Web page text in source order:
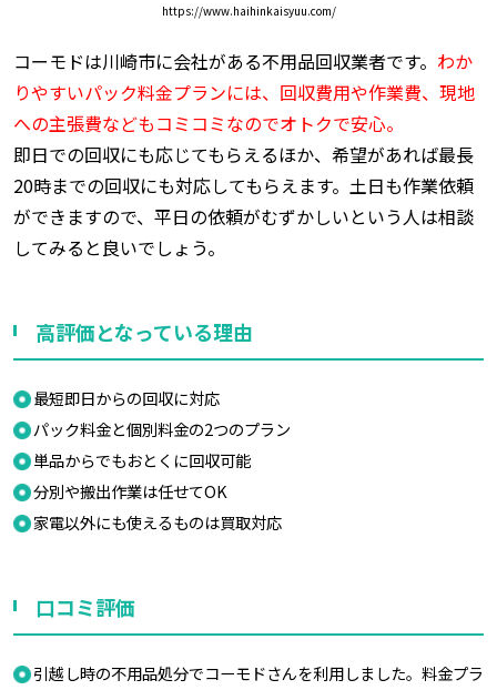
https://www.haihinkaisyuu.com/
コーモドは川崎市に会社がある不用品回収業者です。 わか
りやすいパック料金プランには、回収費用や作業費、現地
への主張費などもコミコミなのでオトクで安心。
即日での回収にも応じてもらえるほか、希望があれば最長
20時までの回収にも対応してもらえます。土日も作業依頼
ができますので、平日の依頼がむずかしいという人は相談
してみると良いでしょう。
高評価となっている理由
最短即日からの回収に対応
パック料金と個別料金の2つのプラン
単品からでもおとくに回収可能
分別や搬出作業は任せてOK
家電以外にも使えるものは買取対応
口コミ評価
引越し時の不用品処分でコーモドさんを利用しました。料金プラ